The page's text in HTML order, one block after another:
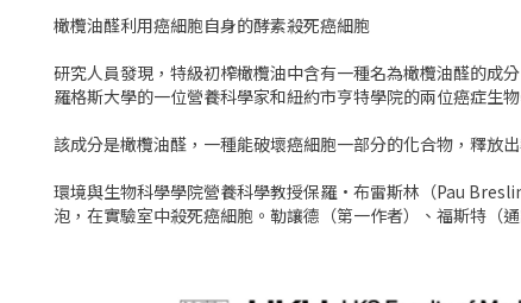
橄欖油醛利用癌細胞自身的酵素殺死癌細胞
研究人員發現，特級初榨橄欖油中含有一種名為橄欖油醛的成
羅格斯大學的一位營養科學家和紐約市亨特學院的兩位癌症生
該成分是橄欖油醛，一種能破壞癌細胞一部分的化合物，釋放
環境與生物科學學院營養科學教授保羅·布雷斯林（Pau​​
泡，在實驗室中殺死癌細胞。勒讓德（第一作者）、福斯特